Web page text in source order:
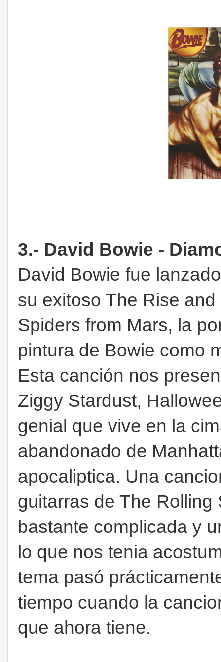
3.- David Bowie -
David Bowie fue
su exitoso The Rise
Spiders from Mars, la
pintura de Bowie como
Esta canción nos
Ziggy Stardust,
genial que vive en la
abandonado de
apocaliptica. Una
guitarras de The
bastante complicada y
lo que nos tenia
tema pasó
tiempo cuando la
que ahora tiene.